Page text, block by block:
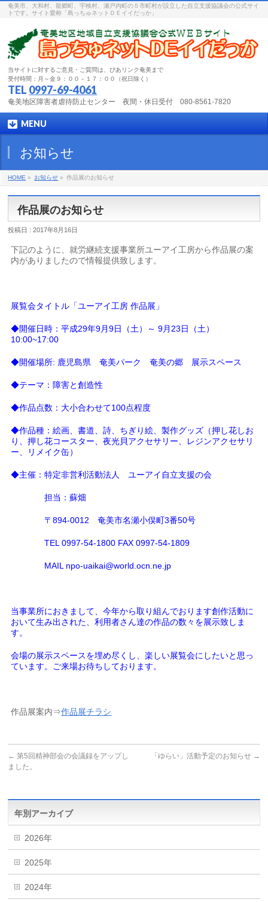
奄美市、大和村、龍郷町、宇検村、瀬戸内町の５市町村が設立した自立支援協議会の公式サイ
トです。サイト愛称「島っちゅネットＤＥイイだっか」
当サイトに対するご意見・ご質問は、ぴあリンク奄美まで
受付時間：月～金９：００－１７：００（祝日除く）
TEL 0997-69-4061
奄美地区障害者虐待防止センター 夜間・休日受付 080-8561-7820
MENU
お知らせ
HOME » お知らせ » 作品展のお知らせ
作品展のお知らせ
投稿日 : 2017年8月16日
下記のように、就労継続支援事業所ユーアイ工房から作品展の案
内がありましたので情報提供致します。
展覧会タイトル「ユーアイ工房 作品展」
◆開催日時：平成29年9月9日（土）～ 9月23日（土）
10:00~17:00
◆開催場所: 鹿児島県 奄美パーク 奄美の郷 展示スペース
◆テーマ：障害と創造性
◆作品点数：大小合わせて100点程度
◆作品種：絵画、書道、詩、ちぎり絵、製作グッズ（押し花しお
り、押し花コースター、夜光貝アクセサリー、レジンアクセサリ
ー、リメイク缶）
◆主催：特定非営利活動法人 ユーアイ自立支援の会
担当：蘇畑
〒894-0012 奄美市名瀬小俣町3番50号
TEL 0997-54-1800 FAX 0997-54-1809
MAIL npo-uaikai@world.ocn.ne.jp
当事業所におきまして、今年から取り組んでおります創作活動に
おいて生み出された、利用者さん達の作品の数々を展示致しま
す。
会場の展示スペースを埋め尽くし、楽しい展覧会にしたいと思っ
ています。ご来場お待ちしております。
作品展案内⇒作品展チラシ
← 第5回精神部会の会議録をアップし
ました。
「ゆらい」活動予定のお知らせ →
年別アーカイブ
2026年
2025年
2024年